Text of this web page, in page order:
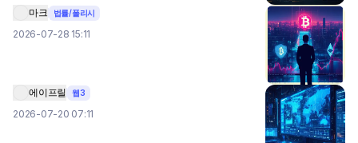
마크 법률/폴리시
2026-07-28 15:11
에이프릴 웹3
2026-07-20 07:11